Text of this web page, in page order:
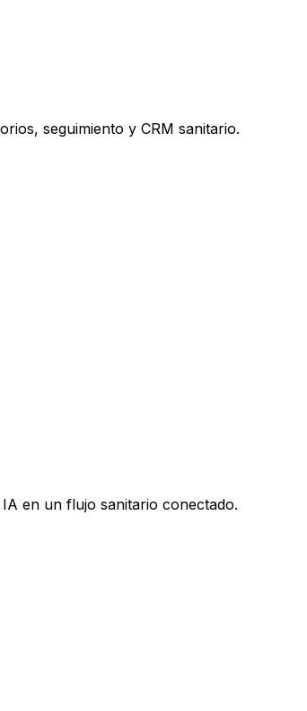
seguimiento y CRM sanitario.
en un flujo sanitario conectado.